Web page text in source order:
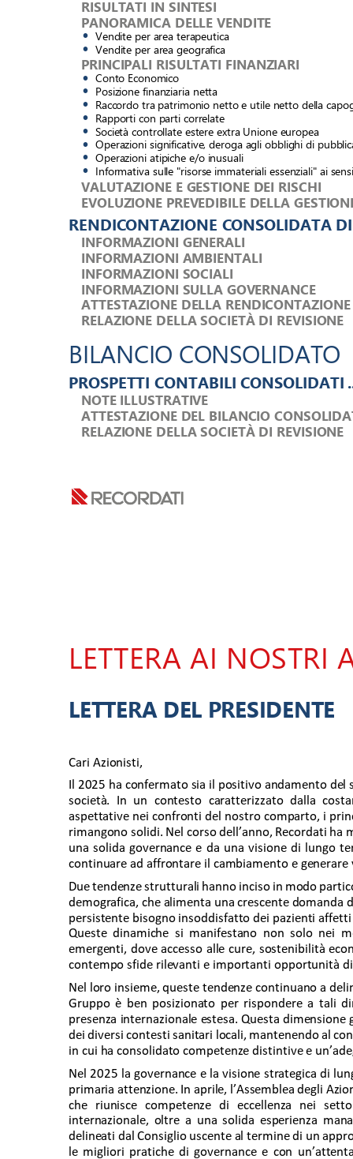
RISULTATI IN SINTESI
PANORAMICA DELLE VENDITE
• Vendite per area terapeutica
• Vendite per area geografica
PRINCIPALI RISULTATI FINANZIARI
• Conto Economico
• Posizione finanziaria netta
• Raccordo tra patrimonio netto e utile netto della
• Rapporti con parti correlate
• Società controllate estere extra Unione europea
• Operazioni significative, deroga agli obblighi di
• Operazioni atipiche e/o inusuali
• Informativa sulle "risorse immateriali essenziali" ai
VALUTAZIONE E GESTIONE DEI RISCHI
EVOLUZIONE PREVEDIBILE DELLA
RENDICONTAZIONE CONSOLIDATA
INFORMAZIONI GENERALI
INFORMAZIONI AMBIENTALI
INFORMAZIONI SOCIALI
INFORMAZIONI SULLA GOVERNANCE
ATTESTAZIONE DELLA
RELAZIONE DELLA SOCIETÀ DI REVISIONE
BILANCIO CONSOLIDATO
PROSPETTI CONTABILI CONSOLIDATI
NOTE ILLUSTRATIVE
ATTESTAZIONE DEL BILANCIO
RELAZIONE DELLA SOCIETÀ DI REVISIONE
LETTERA AI NOSTRI
LETTERA DEL PRESIDENTE
Cari Azionisti,
Il 2025 ha confermato sia il positivo andamento
società. In un contesto caratterizzato dalla
aspettative nei confronti del nostro comparto, i
rimangono solidi. Nel corso dell’anno, Recordati
una solida governance e da una visione di lungo
continuare ad affrontare il cambiamento e
Due tendenze strutturali hanno inciso in modo
demografica, che alimenta una crescente
persistente bisogno insoddisfatto dei pazienti
Queste dinamiche si manifestano non solo nei
emergenti, dove accesso alle cure, sostenibilità
contempo sfide rilevanti e importanti opportunità
Nel loro insieme, queste tendenze continuano a
Gruppo è ben posizionato per rispondere a tali
presenza internazionale estesa. Questa
dei diversi contesti sanitari locali, mantenendo al
in cui ha consolidato competenze distintive e
Nel 2025 la governance e la visione strategica di
primaria attenzione. In aprile, l’Assemblea degli
che riunisce competenze di eccellenza nei
internazionale, oltre a una solida esperienza
delineati dal Consiglio uscente al termine di un
le migliori pratiche di governance e con